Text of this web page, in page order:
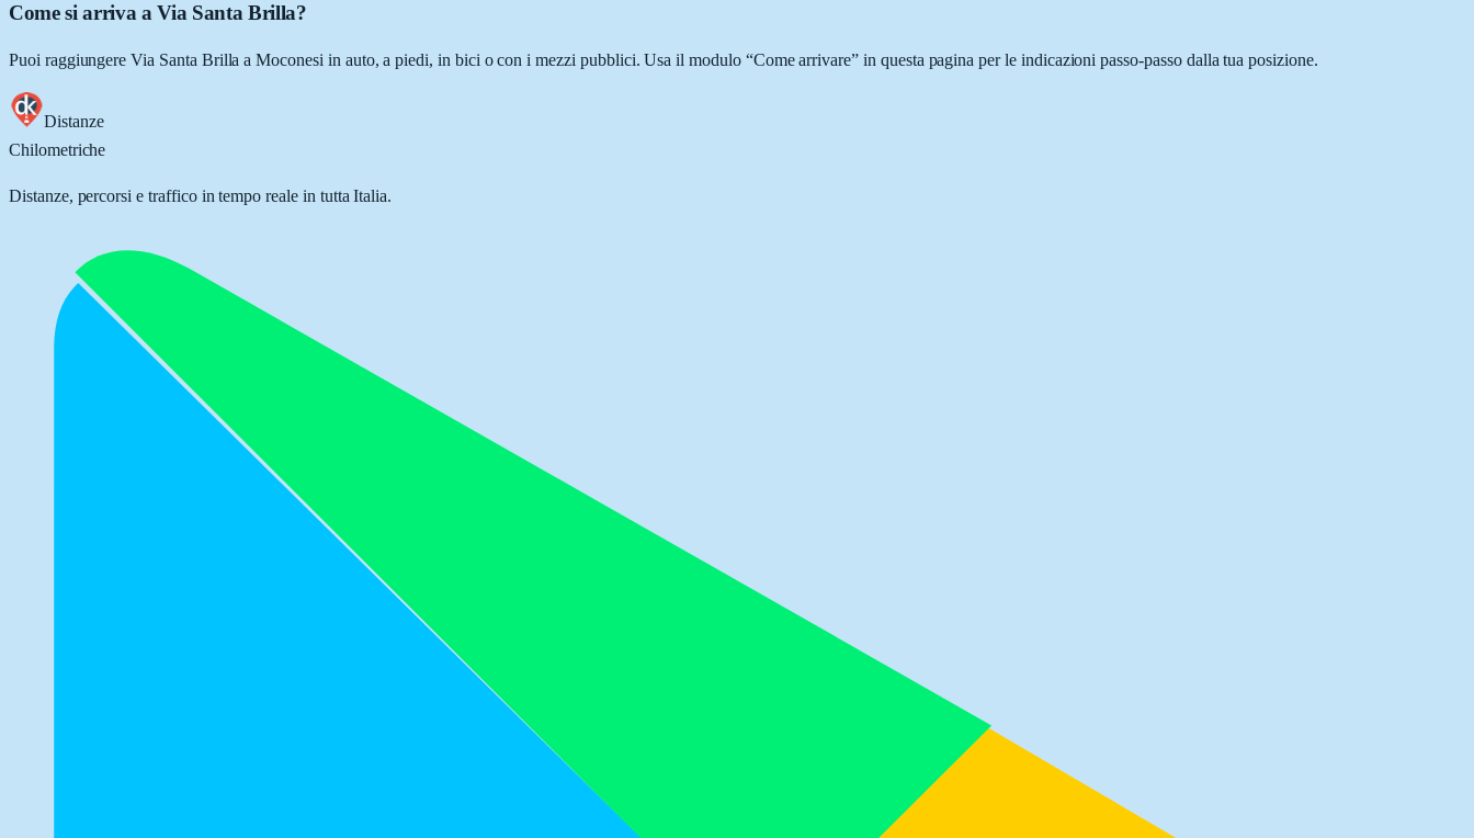
Come si arriva a Via Santa Brilla?
Puoi raggiungere Via Santa Brilla a Moconesi in auto, a piedi, in bici o con i mezzi pubblici. Usa il modulo “Come arrivare” in questa pagina per le indicazioni passo-passo dalla tua posizione.
Distanze
Chilometriche
Distanze, percorsi e traffico in tempo reale in tutta Italia.